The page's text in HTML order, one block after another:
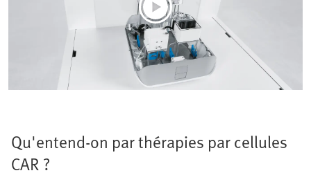
Qu'entend-on par thérapies par cellules
CAR ?